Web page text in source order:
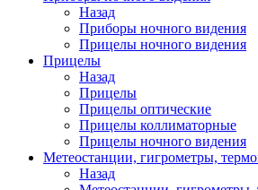
Назад
Приборы ночного видения
Прицелы ночного видения
Прицелы
Назад
Прицелы
Прицелы оптические
Прицелы коллиматорные
Прицелы ночного видения
Метеостанции, гигрометры,
Назад